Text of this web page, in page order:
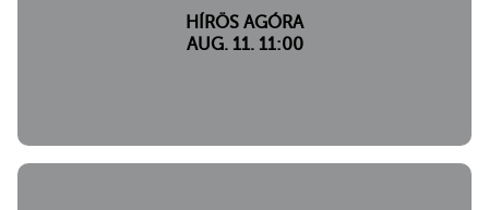
HÍRÖS AGÓRA
AUG. 11. 11:00